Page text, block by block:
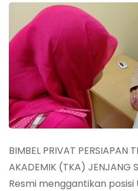
BIMBEL PRIVAT PERSIAPAN
AKADEMIK (TKA) JENJANG
Resmi menggantikan posisi